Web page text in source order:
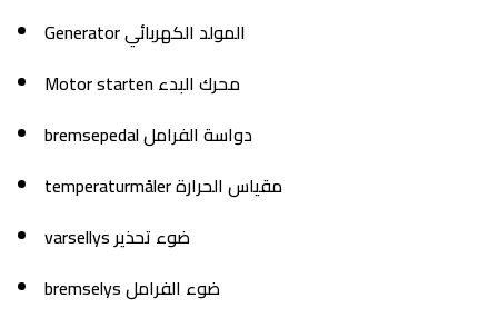
Generator المولد الكهربائي
Motor starten محرك البدء
bremsepedal دواسة الفرامل
temperaturmåler مقياس الحرارة
varsellys ضوء تحذير
bremselys ضوء الفرامل